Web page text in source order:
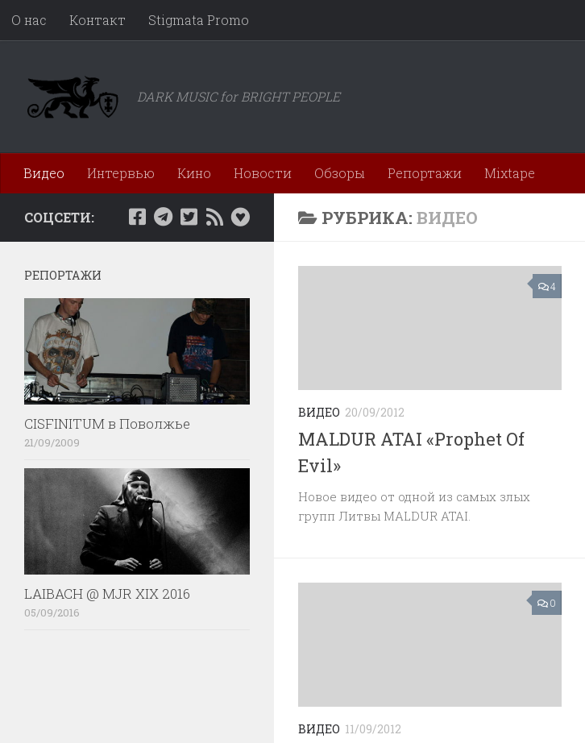
Перейти к содержимому
О нас Контакт Stigmata Promo
DARK MUSIC for BRIGHT PEOPLE
Видео Интервью Кино Новости Обзоры Репортажи Mixtape
РУБРИКА: ВИДЕО
4
ВИДЕО 20/09/2012
MALDUR ATAI «Prophet Of
Evil»
Новое видео от одной из самых злых
групп Литвы MALDUR ATAI.
0
ВИДЕО 11/09/2012
СОЦСЕТИ:
РЕПОРТАЖИ
CISFINITUM в Поволжье
21/09/2009
LAIBACH @ MJR XIX 2016
05/09/2016